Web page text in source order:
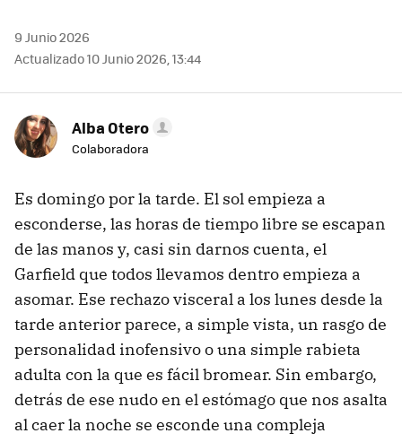
9 Junio 2026
Actualizado 10 Junio 2026, 13:44
Alba Otero
Colaboradora
Es domingo por la tarde. El sol empieza a
esconderse, las horas de tiempo libre se escapan
de las manos y, casi sin darnos cuenta, el
Garfield que todos llevamos dentro empieza a
asomar. Ese rechazo visceral a los lunes desde la
tarde anterior parece, a simple vista, un rasgo de
personalidad inofensivo o una simple rabieta
adulta con la que es fácil bromear. Sin embargo,
detrás de ese nudo en el estómago que nos asalta
al caer la noche se esconde una compleja